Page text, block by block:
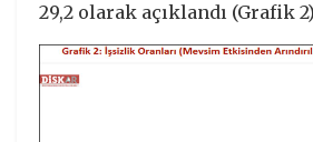
29,2 olarak açıklandı (Grafik